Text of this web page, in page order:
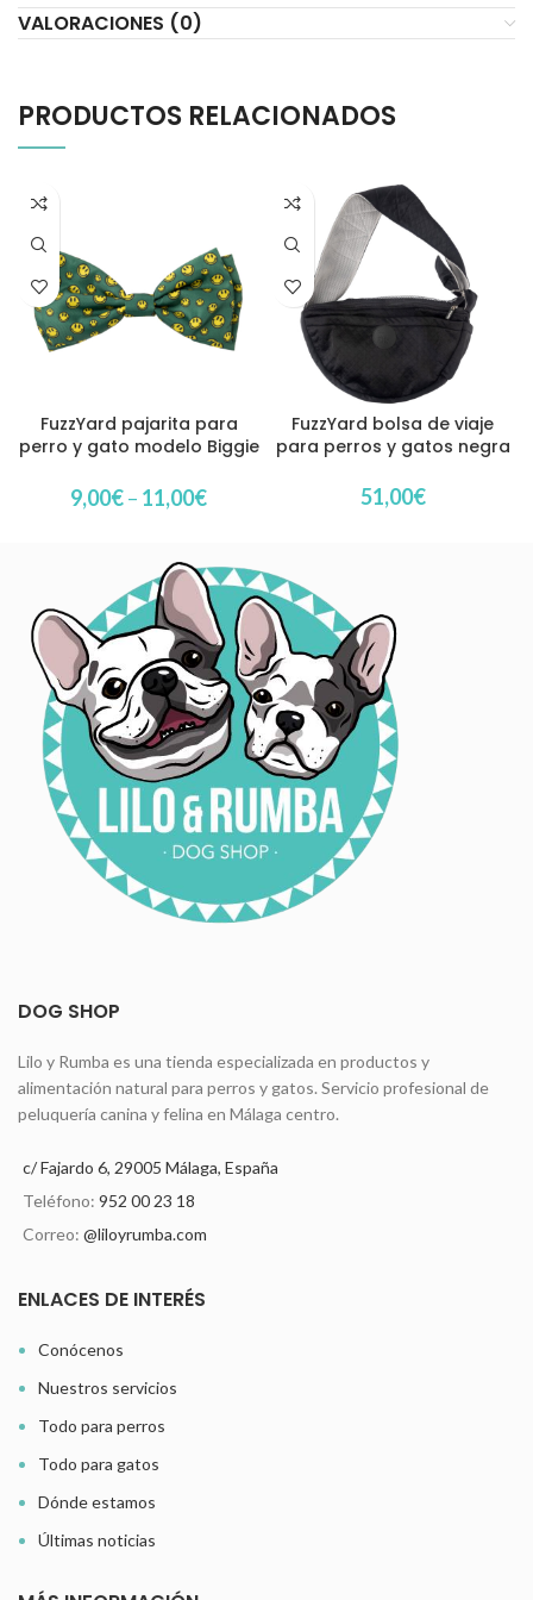
VALORACIONES (0)
PRODUCTOS RELACIONADOS
FuzzYard pajarita para
perro y gato modelo Biggie
9,00€– 11,00€
FuzzYard bolsa de viaje
para perros y gatos negra
51,00€
DOG SHOP
Lilo y Rumba es una tienda especializada en productos y
alimentación natural para perros y gatos. Servicio profesional de
peluquería canina y felina en Málaga centro.
c/ Fajardo 6, 29005 Málaga, España
Teléfono: 952 00 23 18
Correo: @liloyrumba.com
ENLACES DE INTERÉS
Conócenos
Nuestros servicios
Todo para perros
Todo para gatos
Dónde estamos
Últimas noticias